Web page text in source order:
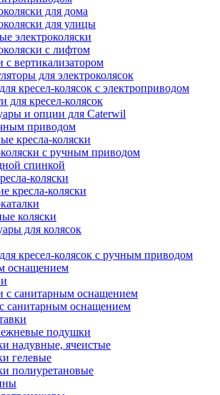
для дома
для улицы
электроколяски
с лифтом
с вертикализатором
для электроколясок
кресел-колясок с электроприводом
для кресел-колясок
и опции для Caterwil
приводом
кресла-коляски
с ручным приводом
спинкой
коляски
кресла-коляски
коляски
для колясок
кресел-колясок с ручным приводом
оснащением
с санитарным оснащением
санитарным оснащением
подушки
надувные, ячеистые
гелевые
полиуретановые